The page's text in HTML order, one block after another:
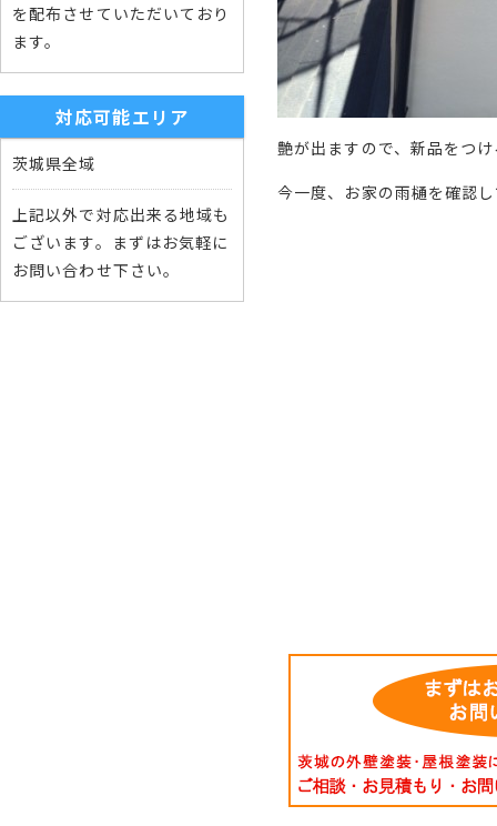
艶が出ますので、新品をつ
今一度、お家の雨樋を確認
を配布させていただいており
ます。
対応可能エリア
茨城県全域
上記以外で対応出来る地域も
ございます。まずはお気軽に
お問い合わせ下さい。